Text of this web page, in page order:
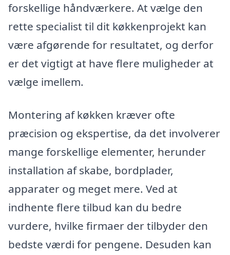
forskellige håndværkere. At vælge den
rette specialist til dit køkkenprojekt kan
være afgørende for resultatet, og derfor
er det vigtigt at have flere muligheder at
vælge imellem.
Montering af køkken kræver ofte
præcision og ekspertise, da det involverer
mange forskellige elementer, herunder
installation af skabe, bordplader,
apparater og meget mere. Ved at
indhente flere tilbud kan du bedre
vurdere, hvilke firmaer der tilbyder den
bedste værdi for pengene. Desuden kan